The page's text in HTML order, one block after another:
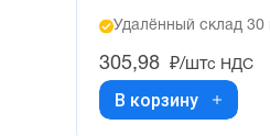
Удалённый склад 30
305,98 ₽/штс НДС
В корзину